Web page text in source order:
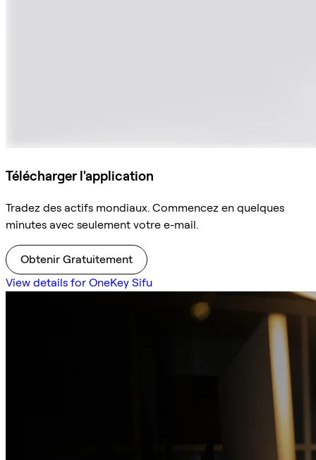
Télécharger l'application
Tradez des actifs mondiaux. Commencez en quelques
minutes avec seulement votre e-mail.
Obtenir Gratuitement
View details for OneKey Sifu